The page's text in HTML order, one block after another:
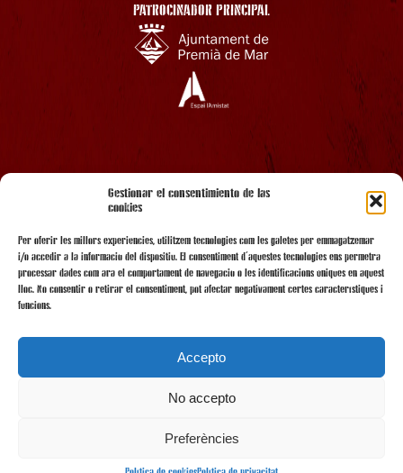
Gestionar el consentimiento de las
cookies
Per oferir les millors experiències, utilitzem tecnologies com les galetes per emmagatzemar
i/o accedir a la informació del dispositiu. El consentiment d'aquestes tecnologies ens permetrà
processar dades com ara el comportament de navegació o les identificacions úniques en aquest
lloc. No consentir o retirar el consentiment, pot afectar negativament certes característiques i
funcions.
Accepto
No accepto
Preferències
PATROCINADOR PRINCIPAL
AMB EL SUPORT
AMB LA COL·LABORACIÓ